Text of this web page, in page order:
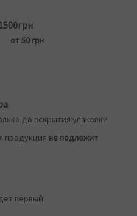
от 50 грн
до вскрытия упаковки
продукция не подлежит
первый!